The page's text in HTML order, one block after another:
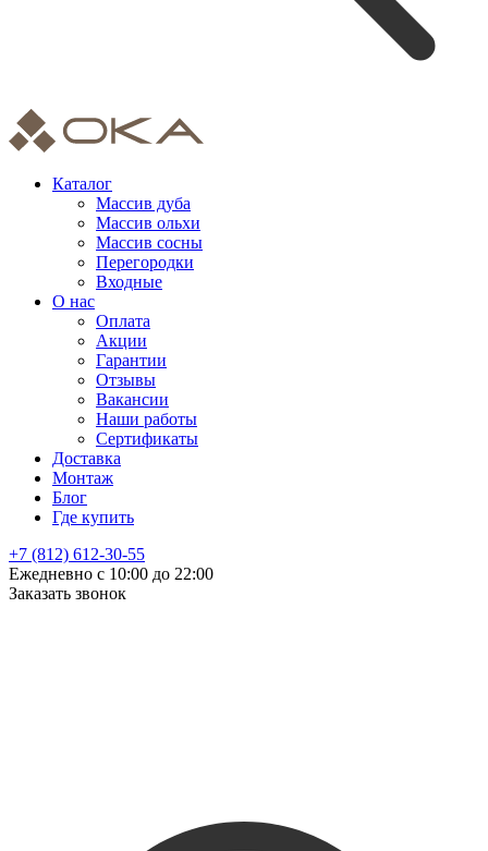
Каталог
Массив дуба
Массив ольхи
Массив сосны
Перегородки
Входные
О нас
Оплата
Акции
Гарантии
Отзывы
Вакансии
Наши работы
Сертификаты
Доставка
Монтаж
Блог
Где купить
+7 (812) 612-30-55
Ежедневно с 10:00 до 22:00
Заказать звонок